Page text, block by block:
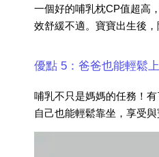
一個好的哺乳枕CP值超高
效舒緩不適。寶寶出生後
優點 5：爸爸也能輕鬆
哺乳不只是媽媽的任務！
自己也能輕鬆靠坐，享受